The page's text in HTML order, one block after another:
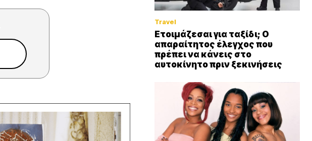
Travel
Ετοιμάζεσαι για ταξίδι; Ο
απαραίτητος έλεγχος που
πρέπει να κάνεις στο
αυτοκίνητο πριν ξεκινήσεις